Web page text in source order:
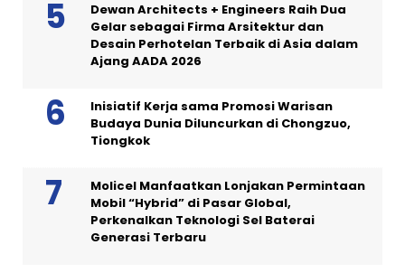
Dewan Architects + Engineers Raih Dua
Gelar sebagai Firma Arsitektur dan
Desain Perhotelan Terbaik di Asia dalam
Ajang AADA 2026
Inisiatif Kerja sama Promosi Warisan
Budaya Dunia Diluncurkan di Chongzuo,
Tiongkok
Molicel Manfaatkan Lonjakan Permintaan
Mobil “Hybrid” di Pasar Global,
Perkenalkan Teknologi Sel Baterai
Generasi Terbaru